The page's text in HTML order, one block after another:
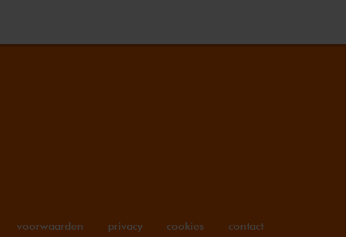
voorwaarden privacy cookies
contact